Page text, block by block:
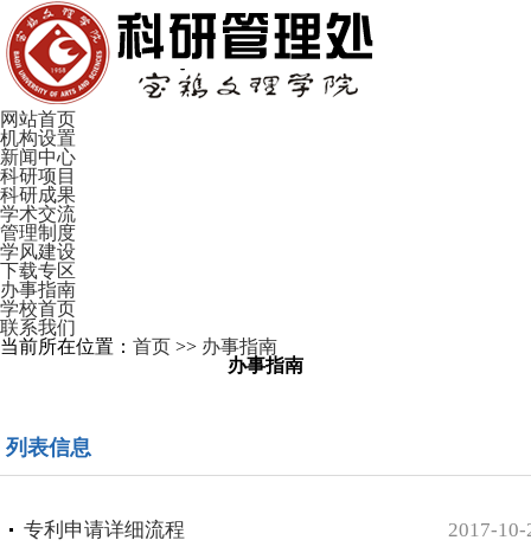
网站首页
机构设置
新闻中心
科研项目
科研成果
学术交流
管理制度
学风建设
下载专区
办事指南
学校首页
联系我们
当前所在位置： 首页 >> 办事指南
办事指南
列表信息
2017-10-
专利申请详细流程